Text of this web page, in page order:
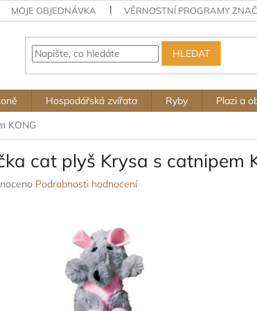
MOJE OBJEDNÁVKA VĚRNOSTNÍ PROGRAMY
HLEDAT
Hospodářská zvířata Ryby Plazi a
KONG
cat plyš Krysa s catnipem
Podrobnosti hodnocení